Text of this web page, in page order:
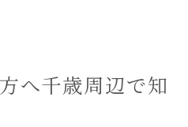
へ千歳周辺で知